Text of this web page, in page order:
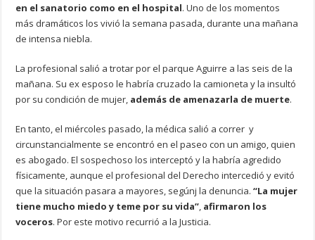
en el sanatorio como en el hospital. Uno de los momentos
más dramáticos los vivió la semana pasada, durante una mañana
de intensa niebla.
La profesional salió a trotar por el parque Aguirre a las seis de la
mañana. Su ex esposo le habría cruzado la camioneta y la insultó
por su condición de mujer, además de amenazarla de muerte.
En tanto, el miércoles pasado, la médica salió a correr y
circunstancialmente se encontró en el paseo con un amigo, quien
es abogado. El sospechoso los interceptó y la habría agredido
físicamente, aunque el profesional del Derecho intercedió y evitó
que la situación pasara a mayores, segúnj la denuncia. “La mujer
tiene mucho miedo y teme por su vida”, afirmaron los
voceros. Por este motivo recurrió a la Justicia.